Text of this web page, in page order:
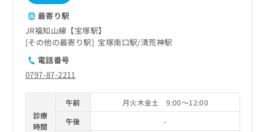
最寄り駅
JR福知山線【宝塚駅】
その他の最寄り駅
宝塚南口駅 清荒神駅
電話番号
0797-87-2211
診療
時間
午前
月火木金土 9:00～12:00
午後
-